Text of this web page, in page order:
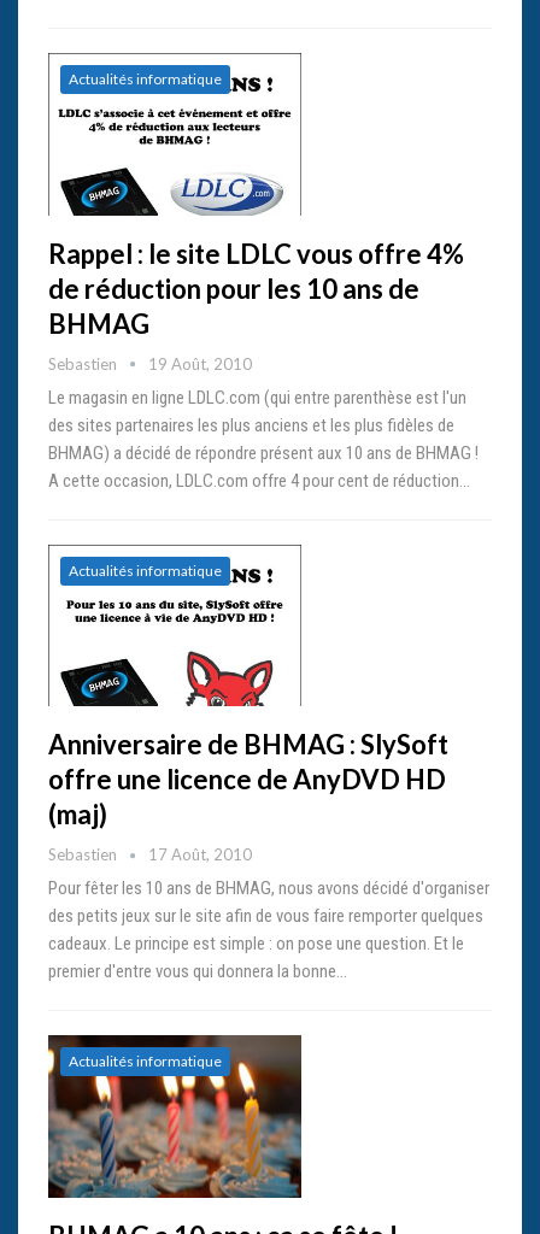
Actualités informatique
Rappel : le site LDLC vous offre 4%
de réduction pour les 10 ans de
BHMAG
Sebastien 19 Août, 2010
Le magasin en ligne LDLC.com (qui entre parenthèse est l'un
des sites partenaires les plus anciens et les plus fidèles de
BHMAG) a décidé de répondre présent aux 10 ans de BHMAG !
A cette occasion, LDLC.com offre 4 pour cent de réduction…
Actualités informatique
Anniversaire de BHMAG : SlySoft
offre une licence de AnyDVD HD
(maj)
Sebastien 17 Août, 2010
Pour fêter les 10 ans de BHMAG, nous avons décidé d'organiser
des petits jeux sur le site afin de vous faire remporter quelques
cadeaux. Le principe est simple : on pose une question. Et le
premier d'entre vous qui donnera la bonne…
Actualités informatique